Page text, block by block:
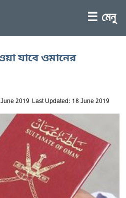
☰ মেনু
যাবে ওমানের
2019 Last Updated: 18 June 2019